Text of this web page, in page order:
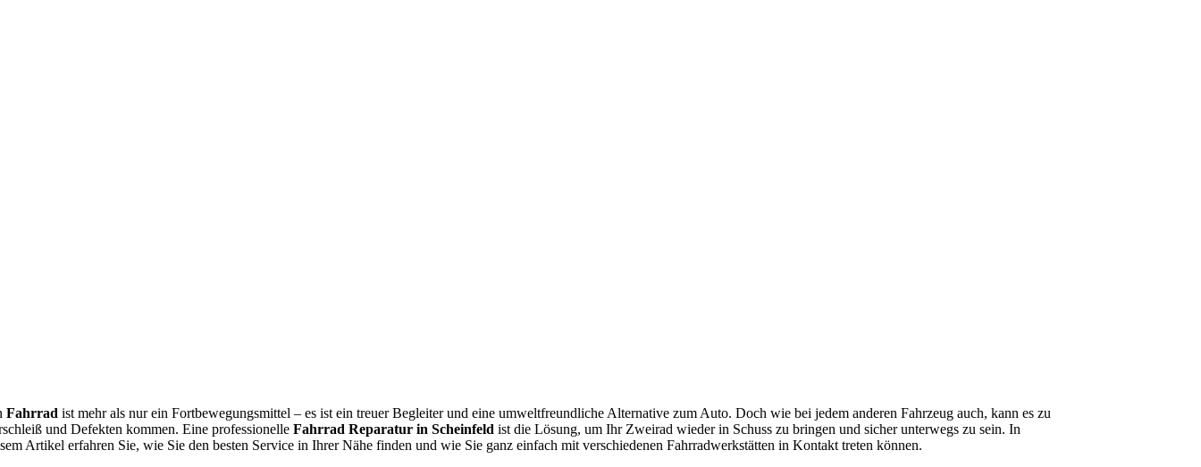
Fahrrad ist mehr als nur ein Fortbewegungsmittel – es ist ein treuer Begleiter und eine umweltfreundliche Alternative zum Auto. Doch wie bei jedem anderen Fahrzeug auch, kann es zu
und Defekten kommen. Eine professionelleFahrrad Reparatur in Scheinfeld ist die Lösung, um Ihr Zweirad wieder in Schuss zu bringen und sicher unterwegs zu sein. In
Artikel erfahren Sie, wie Sie den besten Service in Ihrer Nähe finden und wie Sie ganz einfach mit verschiedenen Fahrradwerkstätten in Kontakt treten können.